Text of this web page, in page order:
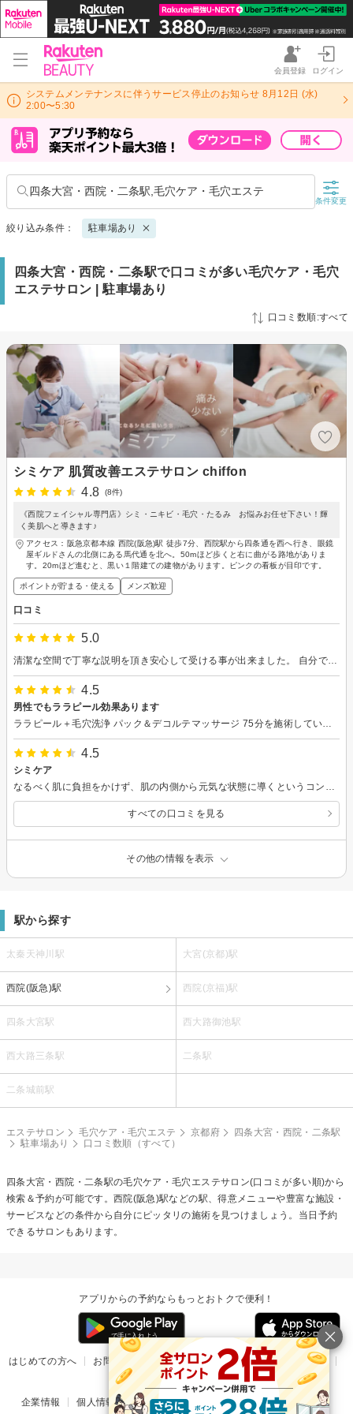
会員登録 ログイン
システムメンテナンスに伴うサービス停止のお知らせ 8月12日 (水)
2:00〜5:30
四条大宮・西院・二条駅,毛穴ケア・毛穴エステ
条件変更
絞り込み条件： 駐車場あり
四条大宮・西院・二条駅で口コミが多い毛穴ケア・毛穴
エステサロン | 駐車場あり
口コミ数順:すべて
シミケア 肌質改善エステサロン chiffon
4.8
(8件)
《西院フェイシャル専門店》シミ・ニキビ・毛穴・たるみ お悩みお任せ下さい！輝
く美肌へと導きます♪
アクセス：阪急京都本線 西院(阪急)駅 徒歩7分、西院駅から四条通を西へ行き、眼鏡
屋ギルドさんの北側にある馬代通を北へ。50mほど歩くと右に曲がる路地がありま
す。20mほど進むと、黒い１階建ての建物があります。ピンクの看板が目印です。
ポイントが貯まる・使える メンズ歓迎
口コミ
5.0
清潔な空間で丁寧な説明を頂き安心して受ける事が出来ました。 自分でもツヤツヤになりびっくりしてます。 年齢であきらめる事なく気持ちも前向きになれますね。
4.5
男性でもララピール効果あります
4.5
シミケア
すべての口コミを見る
その他の情報を表示
駅から探す
太秦天神川駅 大宮(京都)駅
西院(阪急)駅 西院(京福)駅
四条大宮駅 西大路御池駅
西大路三条駅 二条駅
二条城前駅
エステサロン 毛穴ケア・毛穴エステ 京都府
四条大宮・西院・二条駅
駐車場あり
口コミ数順（すべて）
四条大宮・西院・二条駅の毛穴ケア・毛穴エステサロン(口コミが多い順)から
検索＆予約が可能です。西院(阪急)駅などの駅、得意メニューや豊富な施設・
サービスなどの条件から自分にピッタリの施術を見つけましょう。当日予約
できるサロンもあります。
アプリからの予約ならもっとおトクで便利！
はじめての方へ お問い合わせ ヘルプ リリース情報
利用規約
掲載ご希望のサロン様
企業情報 個人情報保護方針 楽天のサービス一覧 アプリ一覧